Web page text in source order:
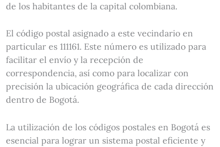
de los habitantes de la capital colombiana.
El código postal asignado a este vecindario en
particular es 111161. Este número es utilizado para
facilitar el envío y la recepción de
correspondencia, así como para localizar con
precisión la ubicación geográfica de cada dirección
dentro de Bogotá.
La utilización de los códigos postales en Bogotá es
esencial para lograr un sistema postal eficiente y